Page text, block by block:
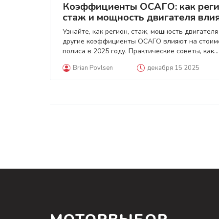
Коэффициенты ОСАГО: как
стаж и мощность двигателя
на стоимость полиса в 2025 году
Узнайте, как регион, стаж, мощность
другие коэффициенты ОСАГО влияют на
полиса в 2025 году. Практические советы, как
Brian Povlsen декабря 15 2025